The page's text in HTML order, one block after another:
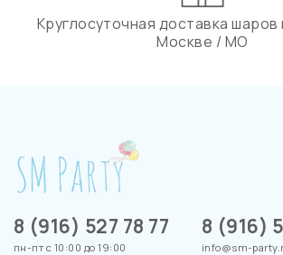
Круглосуточная доставка шаров
Москве / МО
8 (916) 527 78 77
пн-пт с 10:00 до 19:00
8 (916)
info@sm-